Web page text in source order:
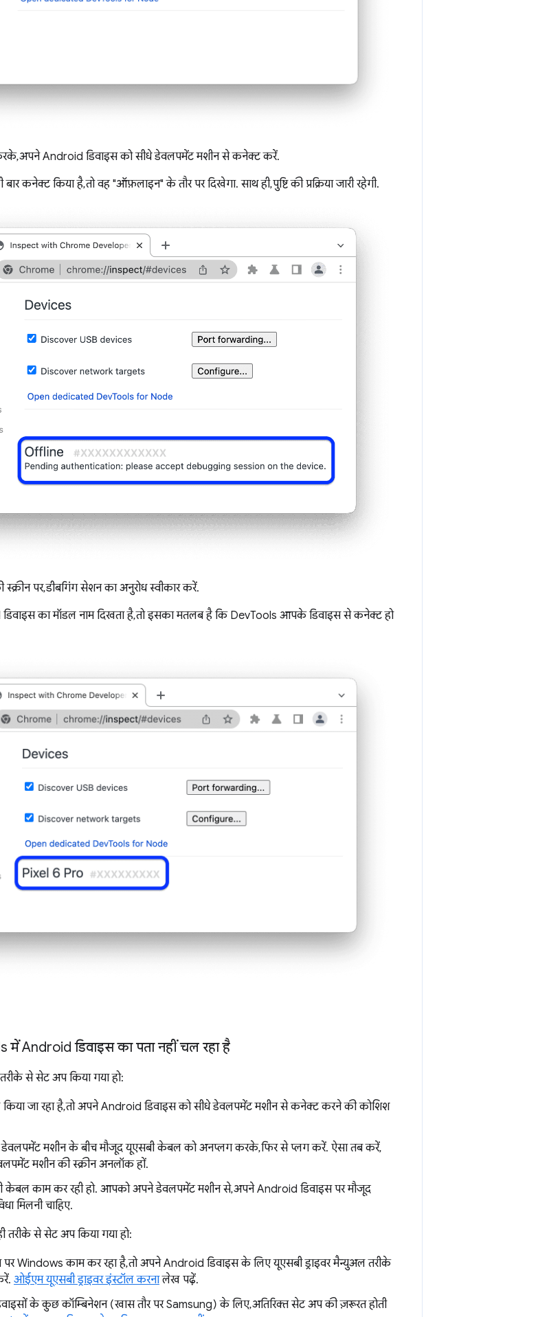
अपने Android डिवाइस को सीधे डेवलपमेंट मशीन से कनेक्ट करें.
कनेक्ट किया है, तो वह "ऑफ़लाइन" के तौर पर दिखेगा. साथ ही, पुष्टि की प्रक्रिया जारी रहेगी.
पर, डीबगिंग सेशन का अनुरोध स्वीकार करें.
का मॉडल नाम दिखता है, तो इसका मतलब है कि DevTools आपके डिवाइस से कनेक्ट हो
में Android डिवाइस का पता नहीं चल रहा है
से सेट अप किया गया हो:
जा रहा है, तो अपने Android डिवाइस को सीधे डेवलपमेंट मशीन से कनेक्ट करने की कोशिश
मशीन के बीच मौजूद यूएसबी केबल को अनप्लग करके, फिर से प्लग करें. ऐसा तब करें,
मशीन की स्क्रीन अनलॉक हों.
काम कर रही हो. आपको अपने डेवलपमेंट मशीन से, अपने Android डिवाइस पर मौजूद
मिलनी चाहिए.
से सेट अप किया गया हो:
Windows काम कर रहा है, तो अपने Android डिवाइस के लिए यूएसबी ड्राइवर मैन्युअल तरीके
ओईएम यूएसबी ड्राइवर इंस्टॉल करनालेख पढ़ें.
के कुछ कॉम्बिनेशन (खास तौर पर Samsung) के लिए, अतिरिक्त सेट अप की ज़रूरत होती